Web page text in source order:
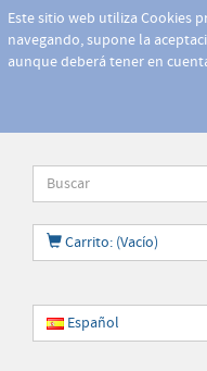
Este sitio web utiliza Cookies
navegando, supone la
aunque deberá tener en
Carrito: (Vacío)
Español